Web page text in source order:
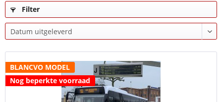
Filter
BLANCVO MODEL
Nog beperkte voorraad